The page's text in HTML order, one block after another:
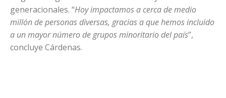
generacionales. “Hoy impactamos a cerca de medio
millón de personas diversas, gracias a que hemos incluido
a un mayor número de grupos minoritario del país”,
concluye Cárdenas.